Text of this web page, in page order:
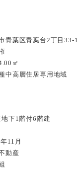
区青葉台2丁目33-1
㎡
高層住居専用地域
1階付6階建
月
動産